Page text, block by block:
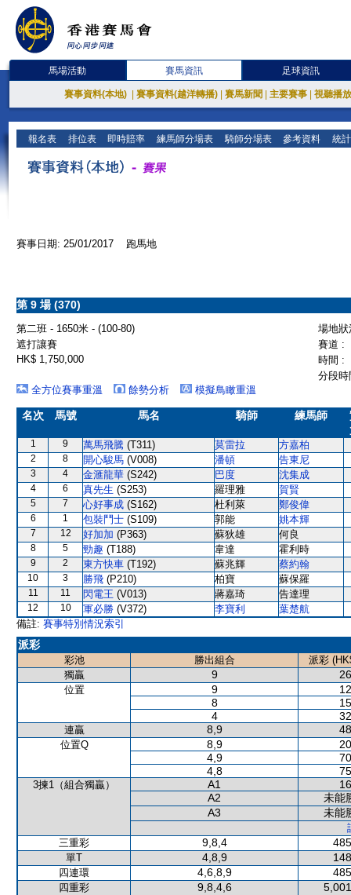
馬場活動 賽馬資訊 足球資訊
賽事資料(本地) 賽事資料(越洋轉播) 賽馬新聞 主要賽事 視聽播
報名表 排位表 即時賠率 練馬師分場表 騎師分場表 參考資料 統
賽事日期: 25/01/2017 跑馬地
第 9 場 (370)
第二班 - 1650米 - (100-80)
場地
遮打讓賽
賽道 :
HK$ 1,750,000
時間 :
分段
全方位賽事重溫
餘勢分析 模擬鳥瞰重溫
名次 馬號 馬名 騎師 練馬師
1 9 萬馬飛騰 (T311) 莫雷拉 方嘉柏
2 8 開心駿馬 (V008) 潘頓 告東尼
3 4 金滙龍華 (S242) 巴度 沈集成
4 6 真先生 (S253) 羅理雅 賀賢
5 7 心好事成 (S162) 杜利萊 鄭俊偉
6 1 包裝鬥士 (S109) 郭能 姚本輝
7 12 好加加 (P363) 蘇狄雄 何良
8 5 勁趣 (T188) 韋達 霍利時
9 2 東方快車 (T192) 蘇兆輝 蔡約翰
10 3 勝飛 (P210) 柏寶 蘇保羅
11 11 閃電王 (V013) 蔣嘉琦 告達理
12 10 軍必勝 (V372) 李寶利
葉楚航
備註: 賽事特別情況索引
派彩
彩池 勝出組合
派彩
獨贏
9
位置 9
8
4
連贏 8,9
位置Q 8,9
4,9
4,8
3揀1（組合獨贏） A1
A2
未能
A3
未能
三重彩
9,8,4
單T 4,8,9
四連環 4,6,8,9
四重彩 9,8,4,6